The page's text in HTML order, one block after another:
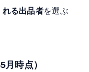
れる出品者を選ぶ
時点）